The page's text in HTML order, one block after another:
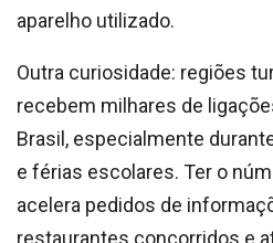
aparelho utilizado.
Outra curiosidade: regiões
recebem milhares de
Brasil, especialmente
e férias escolares. Ter o
acelera pedidos de
restaurantes concorridos e